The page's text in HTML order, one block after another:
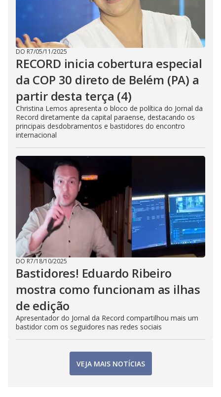
DO R7/05/11/2025
RECORD inicia cobertura especial
da COP 30 direto de Belém (PA) a
partir desta terça (4)
Christina Lemos apresenta o bloco de política do Jornal da
Record diretamente da capital paraense, destacando os
principais desdobramentos e bastidores do encontro
internacional
DO R7/18/10/2025
Bastidores! Eduardo Ribeiro
mostra como funcionam as ilhas
de edição
Apresentador do Jornal da Record compartilhou mais um
bastidor com os seguidores nas redes sociais
VEJA MAIS NOTÍCIAS